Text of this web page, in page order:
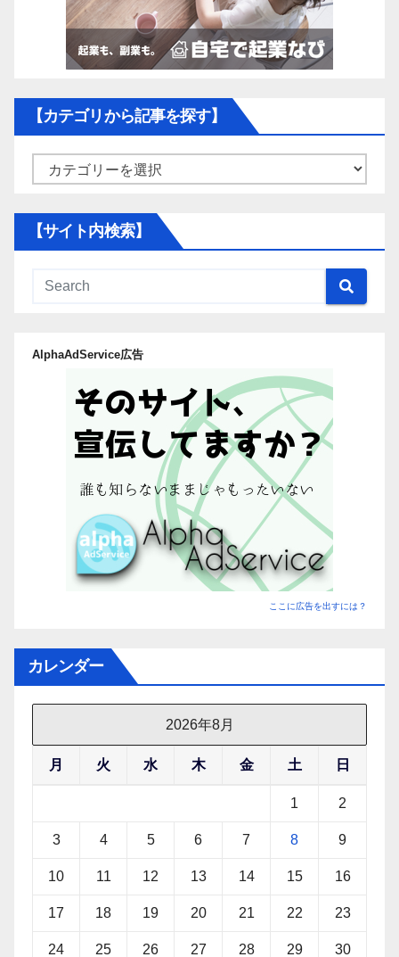
【カテゴリから記事を探す】
【カ
ゴ
事
【サイト内検索】
AlphaAdService広告
ここに広告を出すには？
カレンダー
2026年8月
月 火 水 木 金 土 日
1 2
3 4 5 6 7 8 9
10 11 12 13 14 15 16
17 18 19 20 21 22 23
24 25 26 27 28 29 30